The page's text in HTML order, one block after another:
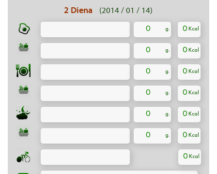
2 Diena (2014 / 01 / 14)
0 0
0 0
0 0
0 0
0 0
0 0
0